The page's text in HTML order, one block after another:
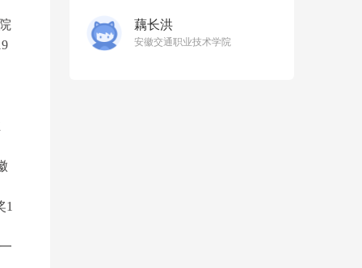
1
藕长洪
安徽交通职业技术学院